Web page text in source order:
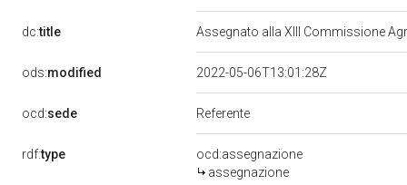
dc:title Assegnato alla XIII Commissione
ods:modified 2022-05-06T13:01:28Z
ocd:sede Referente
rdf:type
ocd:assegnazione
assegnazione